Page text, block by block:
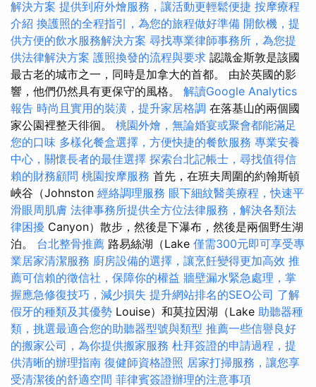
解決方案 提供到府外燴服務，讓活動更輕鬆便捷 按摩療程
介紹 換護照的全程指引，為您的旅程做好準備 開飲機，提
供方便的飲水服務解決方案 尋找專業律師事務所，為您提
供法律解決方案 護照換發的流程與要求 認識金斯敦是該國
最古老的城市之一，同時是加拿大的首都。 由於英國的影
響，他們仍然具有更保守的風格。 解讀Google Analytics
報告 時尚且實用的裝潢，提升家居格調 在落基山的兩個國
家公園裡整天徘徊。 桃園外燴，無論婚宴或聚會都能滿足
您的口味 多樣化餐盒選擇，方便快捷的餐飲服務 專業安養
中心，關懷長者的最佳選擇 探索台北記帳士，尋找值得信
賴的財務顧問 桃園按摩服務 首先，在班夫周圍的約翰斯頓
峽谷（Johnston 經絡調理服務 眼下細紋醫美療程，快速平
滑眼周肌膚 法律事務所提供全方位法律服務，解決各類法
律困擾 Canyon）散步，然後是下瀑布，然後是兩個野生湖
泊。 台北整骨推薦 路易絲湖（Lake 僅需300元即可享受專
業居家清潔服務 廚房設備的選擇，讓烹飪變得更加高效 推
薦可信賴的徵信社，保障你的權益 牆壁漏水緊急處理，掌
握應急修復技巧，減少損失 提升網站排名的SEO公司 了解
假牙的種類及其優勢 Louise）和莫拉因湖（Lake 助聽器種
類，挑選最適合您的助聽器型號與類型 推薦一些信譽良好
的搬家公司，為你提供搬家服務 杜拜簽證的申請過程，提
供清晰的辦理指南 復健師資格證照 居家打掃服務，讓您享
受清潔後的舒適空間 菲律賓簽證辦理的注意事項